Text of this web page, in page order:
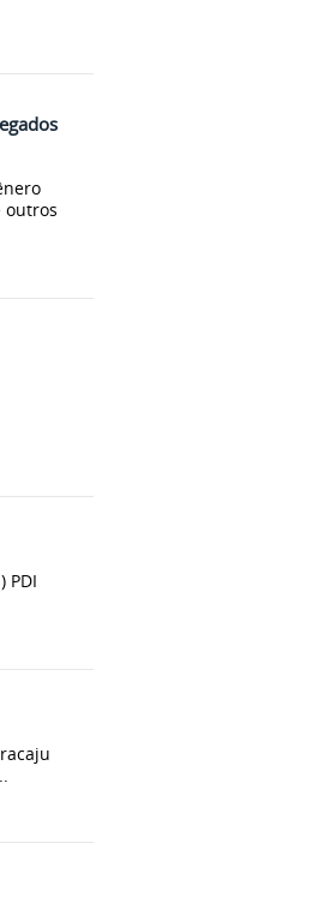
outros
PDI